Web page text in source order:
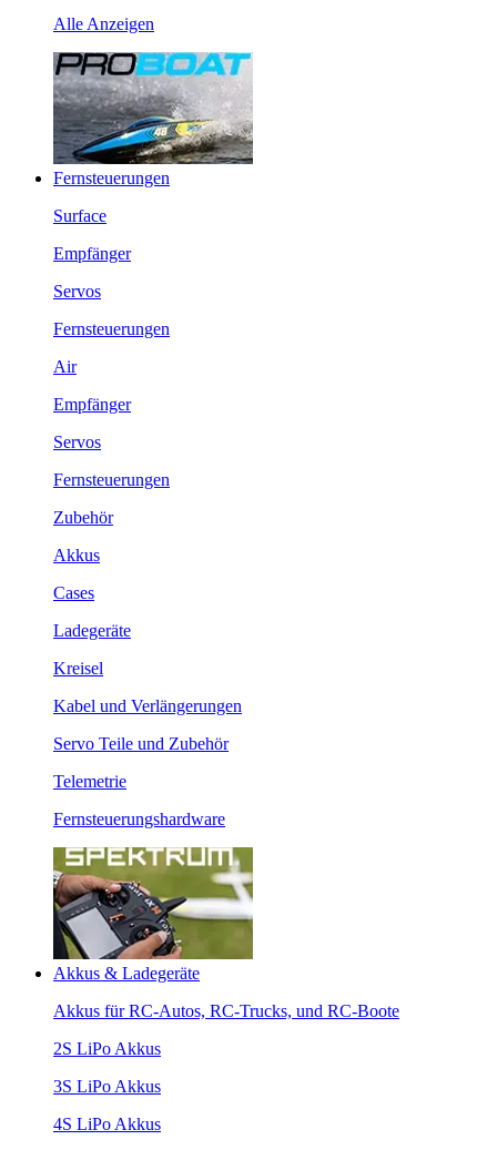
Alle Anzeigen
Fernsteuerungen
Surface
Empfänger
Servos
Fernsteuerungen
Air
Empfänger
Servos
Fernsteuerungen
Zubehör
Akkus
Cases
Ladegeräte
Kreisel
Kabel und Verlängerungen
Servo Teile und Zubehör
Telemetrie
Fernsteuerungshardware
Akkus & Ladegeräte
Akkus für RC-Autos, RC-Trucks, und RC-Boote
2S LiPo Akkus
3S LiPo Akkus
4S LiPo Akkus